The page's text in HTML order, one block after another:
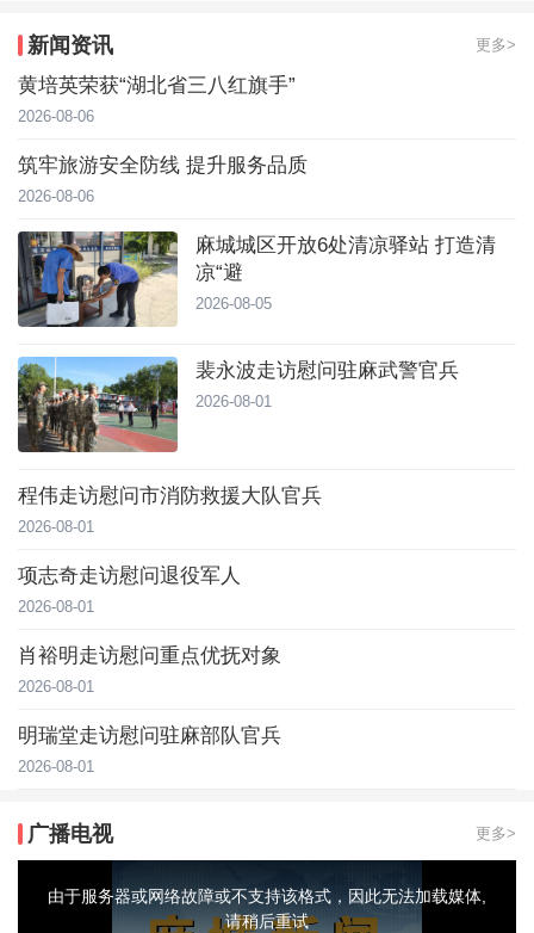
裴永波走访慰问驻麻武警官兵
新闻资讯 更多>
黄培英荣获“湖北省三八红旗手”
2026-08-06
筑牢旅游安全防线 提升服务品质
2026-08-06
麻城城区开放6处清凉驿站 打造清
凉“避
2026-08-05
裴永波走访慰问驻麻武警官兵
2026-08-01
程伟走访慰问市消防救援大队官兵
2026-08-01
项志奇走访慰问退役军人
2026-08-01
肖裕明走访慰问重点优抚对象
2026-08-01
明瑞堂走访慰问驻麻部队官兵
2026-08-01
广播电视 更多>
modal由于服务器或网络故障或不支持该格式，因此无法加载媒体,
请稍后重试